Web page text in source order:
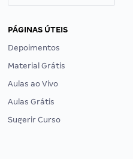
PÁGINAS ÚTEIS
Depoimentos
Material Grátis
Aulas ao Vivo
Aulas Grátis
Sugerir Curso